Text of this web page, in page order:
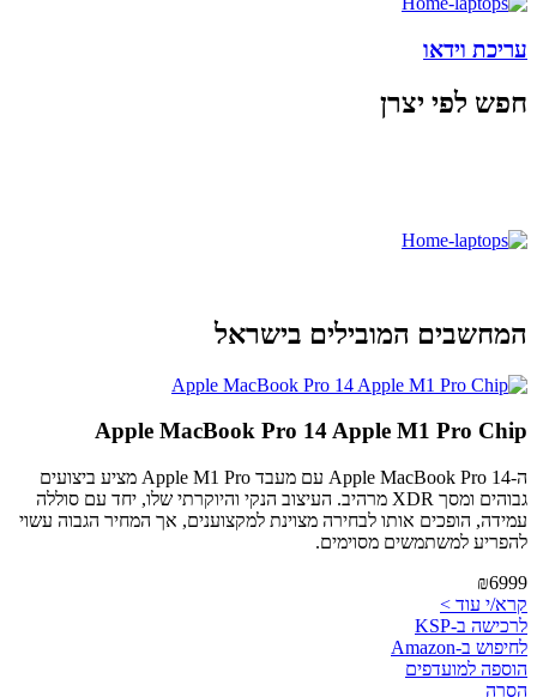
עריכת וידאו
חפש לפי יצרן
המחשבים המובילים בישראל
Apple MacBook Pro 14 Apple M1 Pro Chip
ה-Apple MacBook Pro 14 עם מעבד Apple M1 Pro מציע ביצועים
גבוהים ומסך XDR מרהיב. העיצוב הנקי והיוקרתי שלו, יחד עם סוללה
עמידה, הופכים אותו לבחירה מצוינת למקצוענים, אך המחיר הגבוה עשוי
להפריע למשתמשים מסוימים.
₪6999
קרא/י עוד >
לרכישה ב-KSP
לחיפוש ב-Amazon
הוספה למועדפים
הסרה